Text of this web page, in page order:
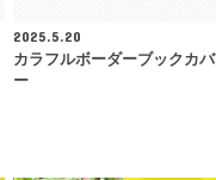
2025.5.20
カラフルボーダーブックカバ
ー